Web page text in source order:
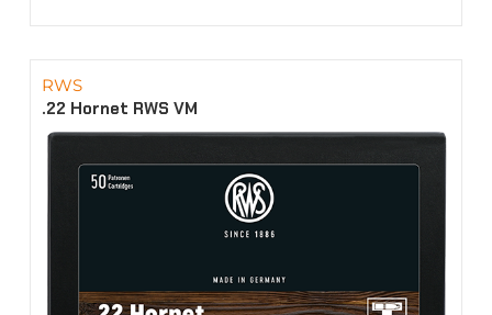
RWS
.22 Hornet RWS VM